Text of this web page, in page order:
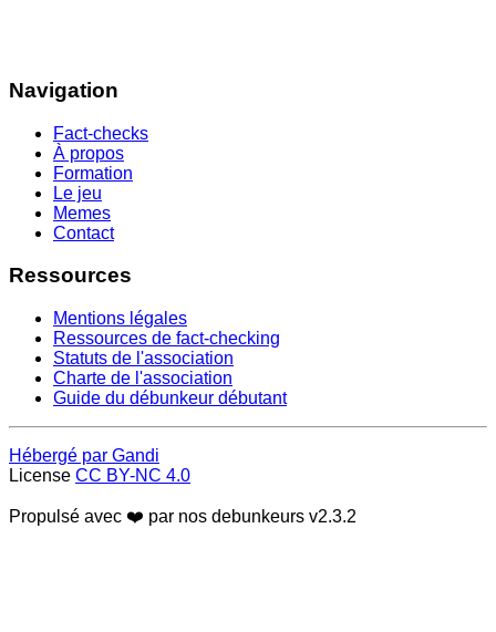
Navigation
Fact-checks
À propos
Formation
Le jeu
Memes
Contact
Ressources
Mentions légales
Ressources de fact-checking
Statuts de l'association
Charte de l'association
Guide du débunkeur débutant
Hébergé par Gandi
License CC BY-NC 4.0
Propulsé avec ❤️ par nos debunkeurs v2.3.2